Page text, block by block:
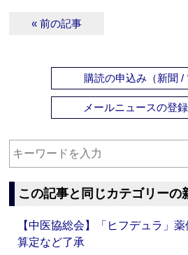
« 前の記事
購読の申込み（新聞 /
メールニュースの登録
この記事と同じカテゴリーの
【中医協総会】「ヒフデュラ」
算定など了承